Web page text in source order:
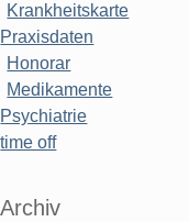
Krankheitskarte
Praxisdaten
Honorar
Medikamente
Psychiatrie
time off
Archiv